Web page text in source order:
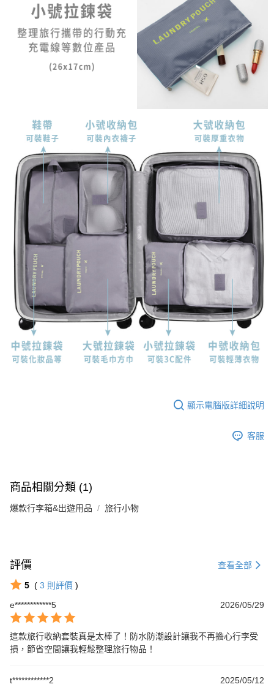
顯示電腦版詳細說明
客服
商品相關分類 (1)
爆款行李箱&出遊用品 旅行小物
評價 查看全部
5 ( 3 則評價 )
e************5
2026/05/29
這款旅行收納套裝真是太棒了！防水防潮設計讓我不再擔心行李受
損，節省空間讓我輕鬆整理旅行物品！
t************2 2025/05/12